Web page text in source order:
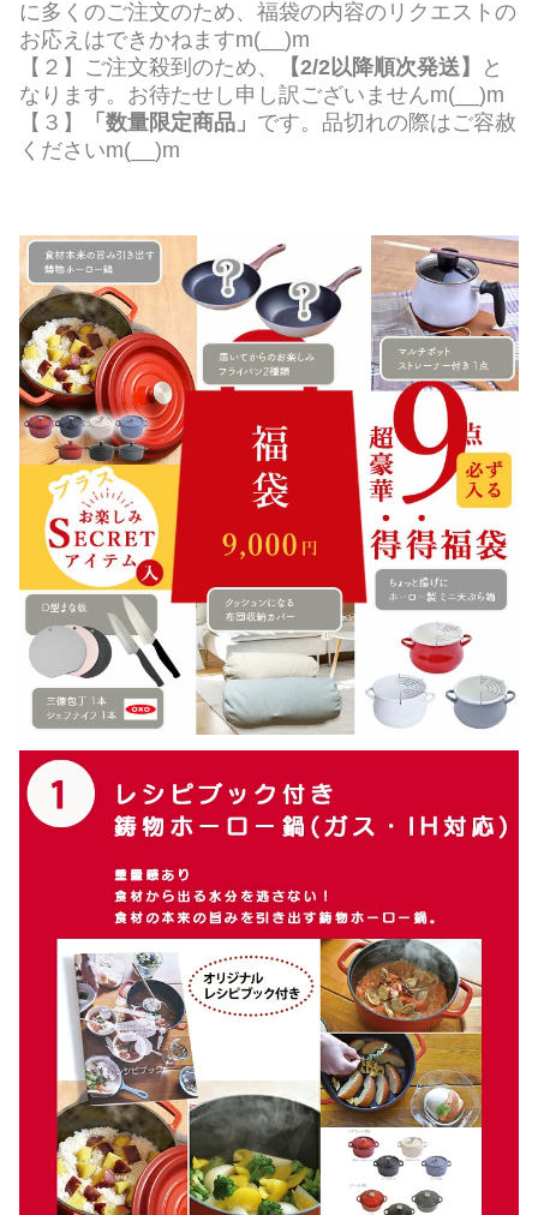
に多くのご注文のため、福袋の内容のリクエストの
お応えはできかねますm(__)m
【２】ご注文殺到のため、
【2/2以降順次発送】
と
なります。お待たせし申し訳ございませんm(__)m
【３】
「数量限定商品」 です。品切れの際はご容赦
くださいm(__)m